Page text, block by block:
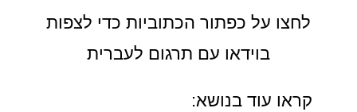
לחצו על כפתור הכתוביות כדי לצפות
בוידאו עם תרגום לעברית
קראו עוד בנושא: